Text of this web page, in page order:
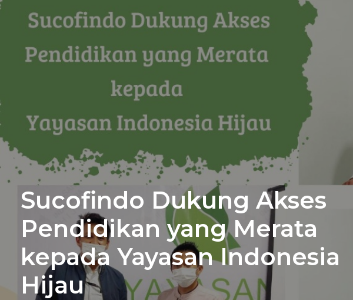
Sucofindo Dukung Akses
Pendidikan yang Merata
kepada Yayasan Indonesia
Hijau